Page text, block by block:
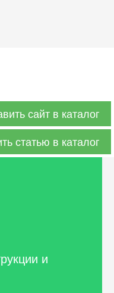
сайт в каталог
статью в каталог
и